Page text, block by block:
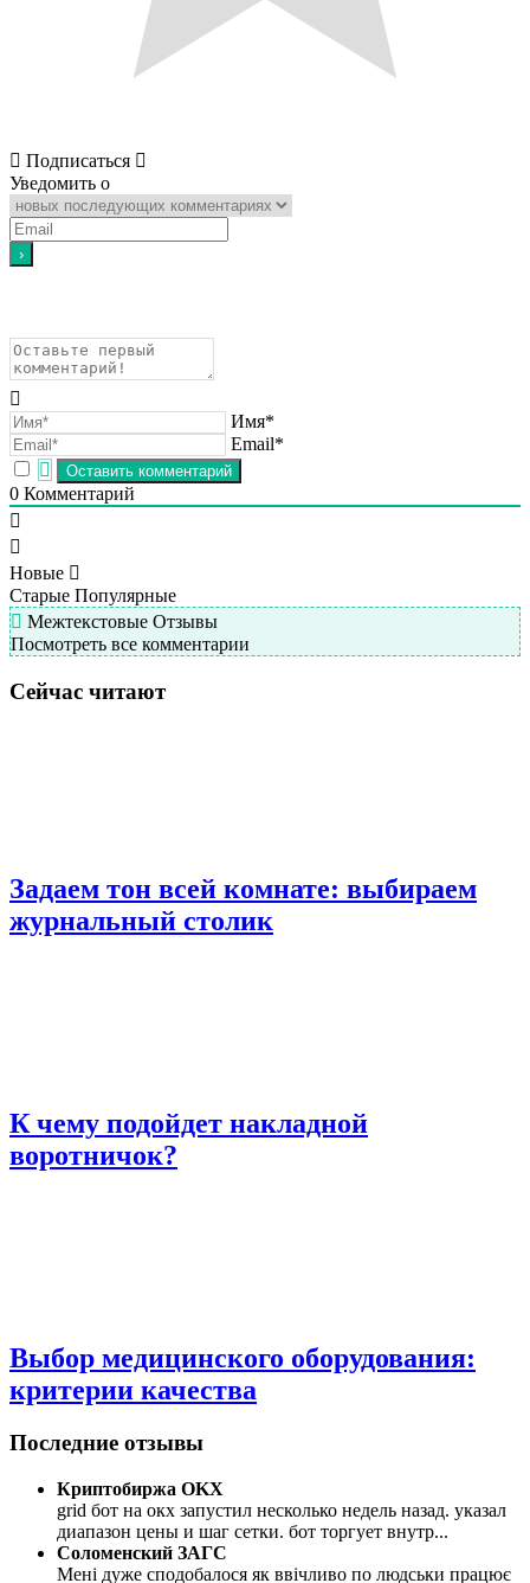
Подписаться
Уведомить о
Имя*
Email*
0 Комментарий
Новые
Старые Популярные
Межтекстовые Отзывы
Посмотреть все комментарии
Сейчас читают
Задаем тон всей комнате: выбираем
журнальный столик
К чему подойдет накладной
воротничок?
Выбор медицинского оборудования:
критерии качества
Последние отзывы
Криптобиржа OKX
grid бот на окх запустил несколько недель назад. указал
диапазон цены и шаг сетки. бот торгует внутр...
Соломенский ЗАГС
Мені дуже сподобалося як ввічливо по людськи працює